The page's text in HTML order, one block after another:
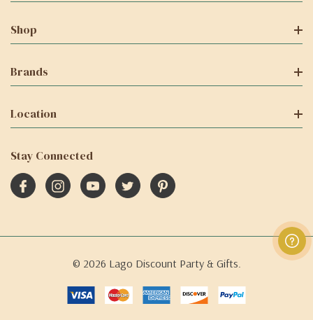
Shop
Brands
Location
Stay Connected
© 2026 Lago Discount Party & Gifts.